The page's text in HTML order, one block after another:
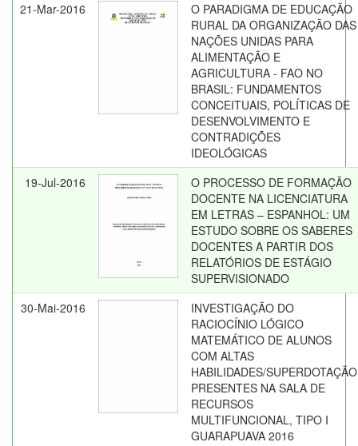
21-Mar-2016
O PARADIGMA DE EDUCAÇÃO
RURAL DA ORGANIZAÇÃO DAS
NAÇÕES UNIDAS PARA
ALIMENTAÇÃO E
AGRICULTURA - FAO NO
BRASIL: FUNDAMENTOS
CONCEITUAIS, POLÍTICAS DE
DESENVOLVIMENTO E
CONTRADIÇÕES
IDEOLÓGICAS
19-Jul-2016
O PROCESSO DE FORMAÇÃO
DOCENTE NA LICENCIATURA
EM LETRAS – ESPANHOL: UM
ESTUDO SOBRE OS SABERES
DOCENTES A PARTIR DOS
RELATÓRIOS DE ESTÁGIO
SUPERVISIONADO
30-Mai-2016
INVESTIGAÇÃO DO
RACIOCÍNIO LÓGICO
MATEMÁTICO DE ALUNOS
COM ALTAS
HABILIDADES/SUPERDOTAÇÃO
PRESENTES NA SALA DE
RECURSOS
MULTIFUNCIONAL, TIPO I
GUARAPUAVA 2016